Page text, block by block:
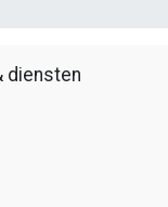
diensten